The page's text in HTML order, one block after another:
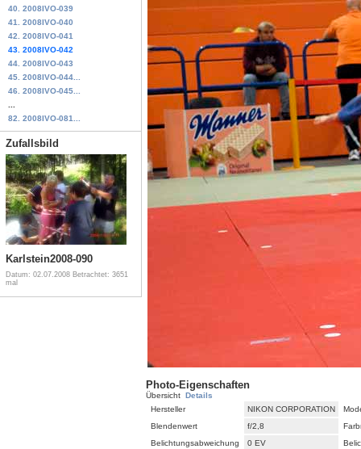
40. 2008IVO-039
41. 2008IVO-040
42. 2008IVO-041
43. 2008IVO-042
44. 2008IVO-043
45. 2008IVO-044...
46. 2008IVO-045...
82. 2008IVO-081...
Zufallsbild
Karlstein2008-090
Datum: 02.07.2008 Betrachtet: 3651
mal
Photo-Eigenschaften
Übersicht Details
Hersteller
NIKON CORPORATION
Blendenwert
f/2,8
Belichtungsabweichung
0 EV